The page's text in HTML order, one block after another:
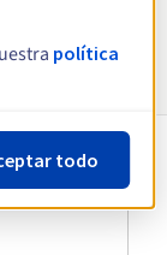
política
todo